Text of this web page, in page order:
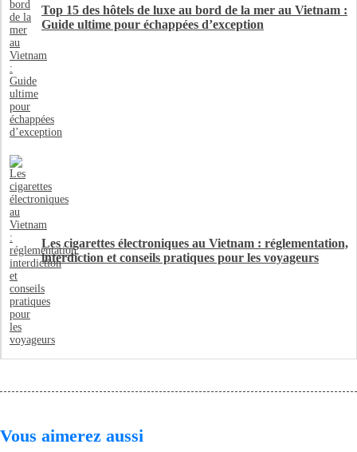
Top 15 des hôtels de luxe au bord de la mer au Vietnam :
Guide ultime pour échappées d’exception
Les cigarettes électroniques au Vietnam : réglementation,
interdiction et conseils pratiques pour les voyageurs
Vous aimerez aussi